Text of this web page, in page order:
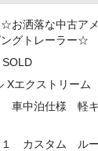
お洒落な中古ア
グトレーラー☆
Xエクストリーム
車中泊仕様 軽
１ カスタム ル